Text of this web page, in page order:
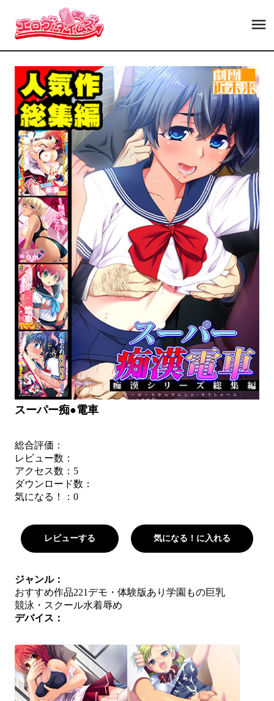
スーパー痴●電車
総合評価：
レビュー数：
アクセス数：5
ダウンロード数：
気になる！： 0
レビューする 気になる！に入れる
ジャンル：
おすすめ作品221 デモ・体験版あり 学園もの巨乳
競泳・スクール水着辱め
デバイス：